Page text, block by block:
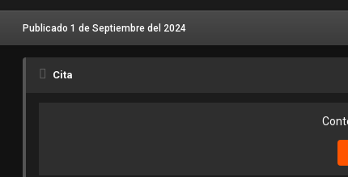
Publicado 1 de Septiembre del 2024
Cita